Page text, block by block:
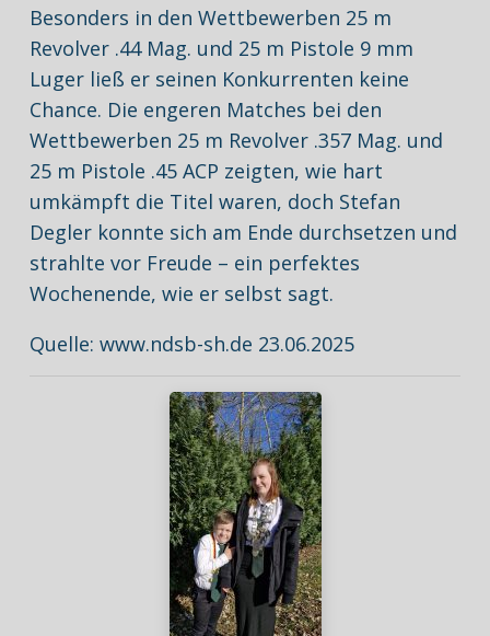
Besonders in den Wettbewerben 25 m
Revolver .44 Mag. und 25 m Pistole 9 mm
Luger ließ er seinen Konkurrenten keine
Chance. Die engeren Matches bei den
Wettbewerben 25 m Revolver .357 Mag. und
25 m Pistole .45 ACP zeigten, wie hart
umkämpft die Titel waren, doch Stefan
Degler konnte sich am Ende durchsetzen und
strahlte vor Freude – ein perfektes
Wochenende, wie er selbst sagt.
Quelle: www.ndsb-sh.de 23.06.2025